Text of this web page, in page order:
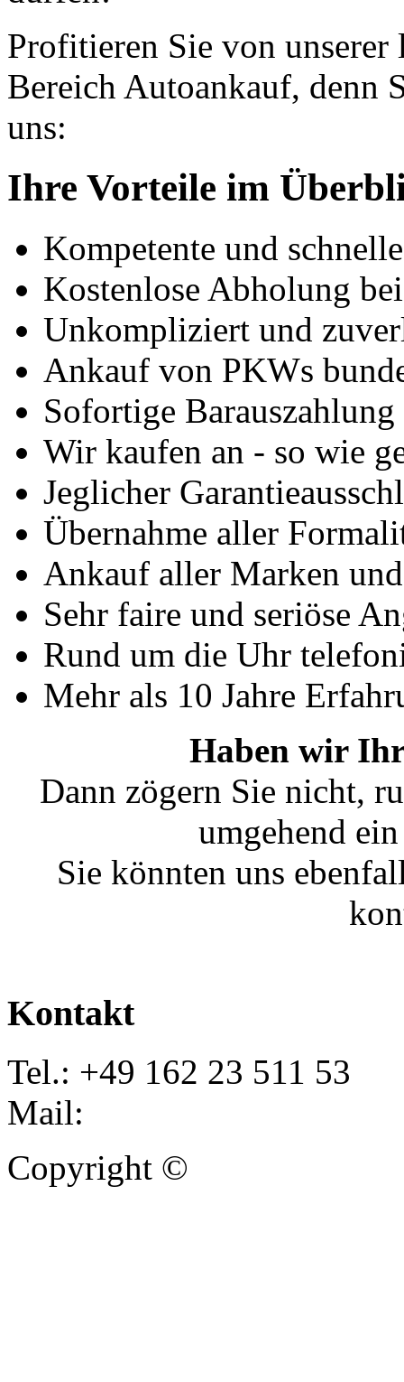
Profitieren Sie von
Bereich Autoankauf, denn
uns:
Ihre Vorteile im
Kompetente und
Kostenlose Abholung
Unkompliziert und
Ankauf von PKWs
Sofortige
Wir kaufen an - so wie
Jeglicher
Übernahme aller
Ankauf aller Marken
Sehr faire und seriöse
Rund um die Uhr
Mehr als 10 Jahre
Haben wir Ihr
Dann zögern Sie nicht,
umgehend
Sie könnten uns
Kontakt
Tel.: +49 162 23 511 53
Mail:
Copyright ©